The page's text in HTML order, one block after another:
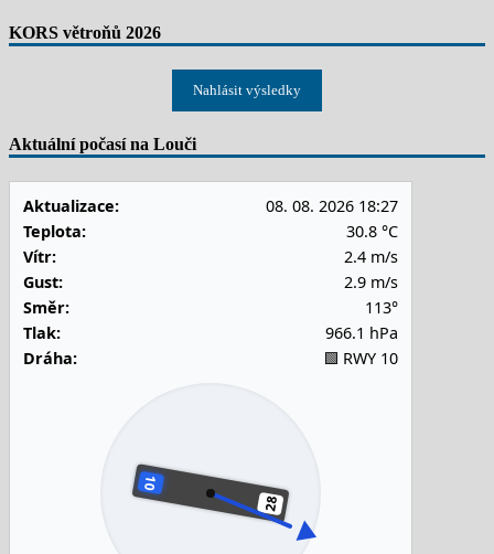
KORS větroňů 2026
Nahlásit výsledky
Aktuální počasí na Louči
Aktualizace:
08. 08. 2026 18:27
Teplota:
30.8 °C
Vítr:
2.4 m/s
Gust:
2.9 m/s
Směr:
113°
Tlak:
966.1 hPa
Dráha:
🟩 RWY 10